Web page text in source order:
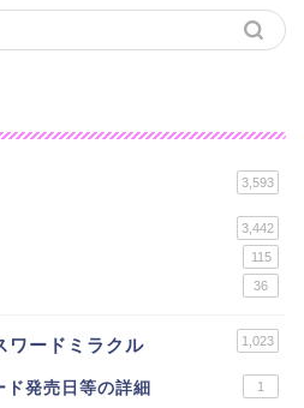
3,593
3,442
115
36
ワードミラクル 1,023
発売日等の詳細 1